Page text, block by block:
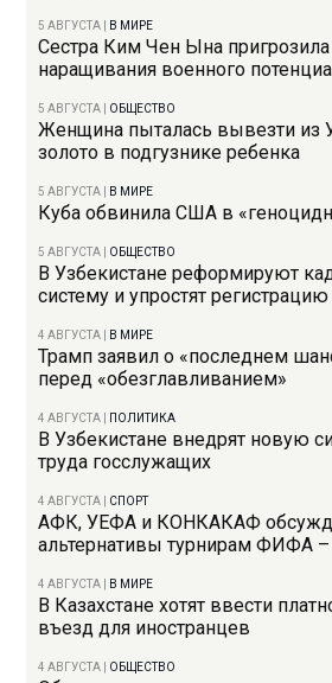
5 АВГУСТА В МИРЕ
Сестра Ким Чен Ына
наращивания военного
5 АВГУСТА ОБЩЕСТВО
Женщина пыталась вывезти из
золото в подгузнике ребенка
5 АВГУСТА В МИРЕ
Куба обвинила США в
5 АВГУСТА ОБЩЕСТВО
В Узбекистане реформируют
систему и упростят
4 АВГУСТА В МИРЕ
Трамп заявил о «последнем
перед «обезглавливанием»
4 АВГУСТА ПОЛИТИКА
В Узбекистане внедрят новую
труда госслужащих
4 АВГУСТА СПОРТ
АФК, УЕФА и КОНКАКАФ
альтернативы турнирам ФИФА –
4 АВГУСТА В МИРЕ
В Казахстане хотят ввести
въезд для иностранцев
4 АВГУСТА ОБЩЕСТВО